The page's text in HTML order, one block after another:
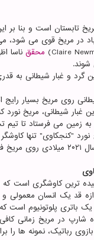
تابستان است و بنا بر
در مریخ قوی می شود،
محقق ناسا
شوند.
گرد و غبار شیطانی
روی مریخ بسیار
شیطانی، مریخ نورد کنجکاوی
زمین می فرستاد تا تیم
آید.
شارپ در مریخ زمانی
رباتیک، نمونه ها را